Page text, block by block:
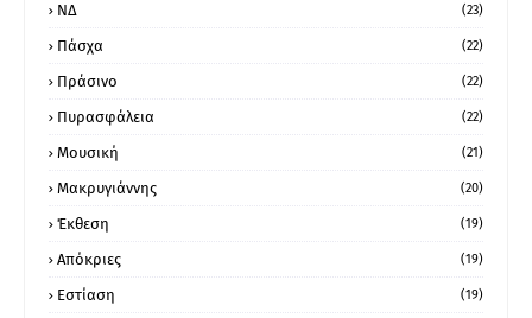
ΝΔ (23)
Πάσχα (22)
Πράσινο (22)
Πυρασφάλεια (22)
Μουσική (21)
Μακρυγιάννης (20)
Έκθεση (19)
Απόκριες (19)
Εστίαση (19)